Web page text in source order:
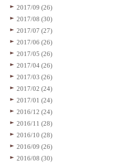
2017/09 (26)
2017/08 (30)
2017/07 (27)
2017/06 (26)
2017/05 (26)
2017/04 (26)
2017/03 (26)
2017/02 (24)
2017/01 (24)
2016/12 (24)
2016/11 (28)
2016/10 (28)
2016/09 (26)
2016/08 (30)